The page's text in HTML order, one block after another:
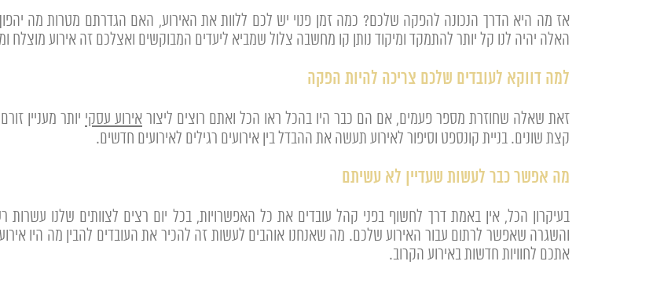
אז מה היא הדרך הנכונה להפקה שלכם? כמה זמן פנוי יש לכם ללוות את האירוע, האם הגדרתם מטרות מה
האלה יהיה לנו קל יותר להתמקד ומיקוד נותן קו מחשבה צלול שמביא ליעדים המבוקשים ואצלכם זה אירוע מוצלח
למה דווקא לעובדים שלכם צריכה להיות הפקה
זאת שאלה שחוזרת מספר פעמים, אם הם כבר היו בהכל ראו הכל ואתם רוצים ליצור אירוע עסקי יותר מעניין
קצת שונים. בניית קונספט וסיפור לאירוע תעשה את ההבדל בין אירועים רגילים לאירועים חדשים.
מה אפשר כבר לעשות שעדיין לא עשיתם
בעיקרון הכל, אין באמת דרך לחשוף בפני קהל עובדים את כל האפשרויות, בכל יום רצים לצוותים שלנו עשרות
והשגרה שאפשר לרתום עבור האירוע שלכם. מה שאנחנו אוהבים לעשות זה להכיר את העובדים להבין מה היו
אתכם לחוויות חדשות באירוע הקרוב.